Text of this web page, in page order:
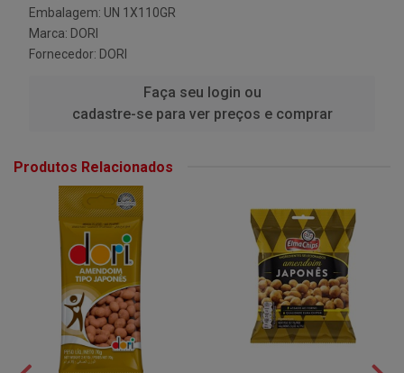
Embalagem: UN 1X110GR
Marca: DORI
Fornecedor: DORI
Faça seu login ou
cadastre-se para ver preços e comprar
Produtos Relacionados